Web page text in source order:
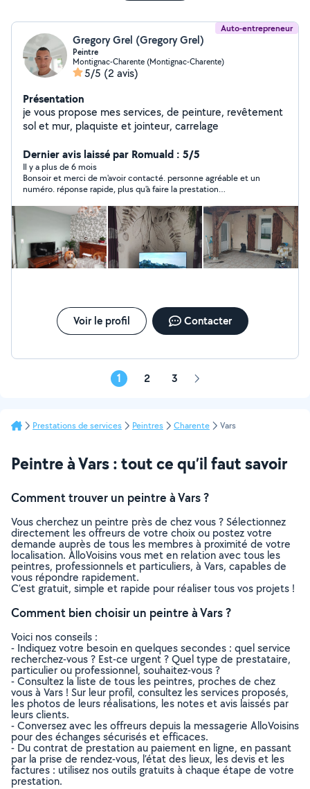
Auto-entrepreneur
Gregory Grel (Gregory Grel)
Peintre
Montignac-Charente (Montignac-Charente)
5/5 (2 avis)
Présentation
je vous propose mes services, de peinture, revêtement
sol et mur, plaquiste et jointeur, carrelage
Dernier avis laissé par Romuald : 5/5
Il y a plus de 6 mois
Bonsoir et merci de m'avoir contacté. personne agréable et un
numéro. réponse rapide, plus qu'à faire la prestation
Voir le profil Contacter
1 2 3 Page
Prestations de services Peintres Charente Vars
Peintre à Vars : tout ce qu’il faut savoir
Comment trouver un peintre à Vars ?
Vous cherchez un peintre près de chez vous ? Sélectionnez
directement les offreurs de votre choix ou postez votre
demande auprès de tous les membres à proximité de votre
localisation. AlloVoisins vous met en relation avec tous les
peintres, professionnels et particuliers, à Vars, capables de
vous répondre rapidement.
C’est gratuit, simple et rapide pour réaliser tous vos projets !
Comment bien choisir un peintre à Vars ?
Voici nos conseils :
- Indiquez votre besoin en quelques secondes : quel service
recherchez-vous ? Est-ce urgent ? Quel type de prestataire,
particulier ou professionnel, souhaitez-vous ?
- Consultez la liste de tous les peintres, proches de chez
vous à Vars ! Sur leur profil, consultez les services proposés,
les photos de leurs réalisations, les notes et avis laissés par
leurs clients.
- Conversez avec les offreurs depuis la messagerie AlloVoisins
pour des échanges sécurisés et efficaces.
- Du contrat de prestation au paiement en ligne, en passant
par la prise de rendez-vous, l’état des lieux, les devis et les
factures : utilisez nos outils gratuits à chaque étape de votre
prestation.